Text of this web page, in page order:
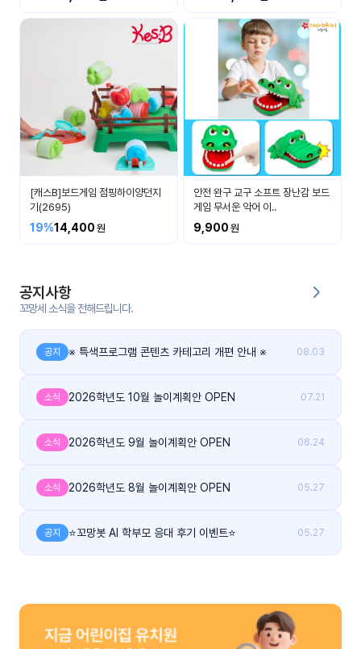
사항
이벤
트
우리
들의
이야
기
후기
게시
그
[캐스B]보드게임 점핑하이양던지
기(2695)
19%14,400
안전 완구 교구 소프트 장난감 보드
게임 무서운 악어 이..
9,900
공지사항
꼬망세 소식을 전해드립니다.
공지 ※ 특색프로그램 콘텐츠 카테고리 개편 안내 ※ 08.03
소식 2026학년도 10월 놀이계획안 OPEN 07.21
소식 2026학년도 9월 놀이계획안 OPEN 06.24
소식 2026학년도 8월 놀이계획안 OPEN 05.27
공지 ⭐꼬망봇 AI 학부모 응대 후기 이벤트⭐ 05.27